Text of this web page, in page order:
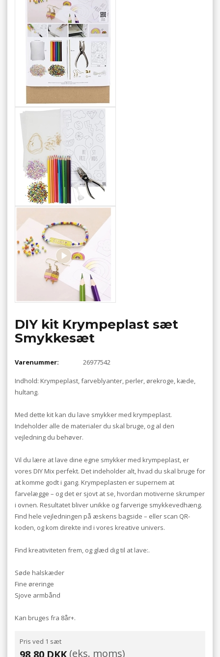
DIY kit Krympeplast sæt
Smykkesæt
Varenummer: 26977542
Indhold: Krympeplast, farveblyanter, perler, ørekroge, kæde,
hultang.
Med dette kit kan du lave smykker med krympeplast.
Indeholder alle de materialer du skal bruge, og al den
vejledning du behøver.
Vil du lære at lave dine egne smykker med krympeplast, er
vores DIY Mix perfekt. Det indeholder alt, hvad du skal bruge for
at komme godt i gang. Krympeplasten er supernem at
farvelægge – og det er sjovt at se, hvordan motiverne skrumper
i ovnen. Resultatet bliver unikke og farverige smykkevedhæng.
Find hele vejledningen på æskens bagside – eller scan QR-
koden, og kom direkte ind i vores kreative univers.
Find kreativiteten frem, og glæd dig til at lave:.
Søde halskæder
Fine øreringe
Sjove armbånd
Kan bruges fra 8år+.
Pris ved 1 sæt
98,80 DKK(eks. moms)